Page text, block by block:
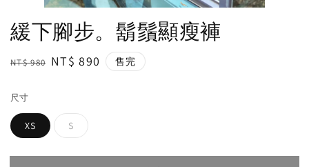
緩下腳步。鬍鬚顯瘦褲
Regular
NT$ 980 Sale
NT$ 890 售完
尺寸
XS S